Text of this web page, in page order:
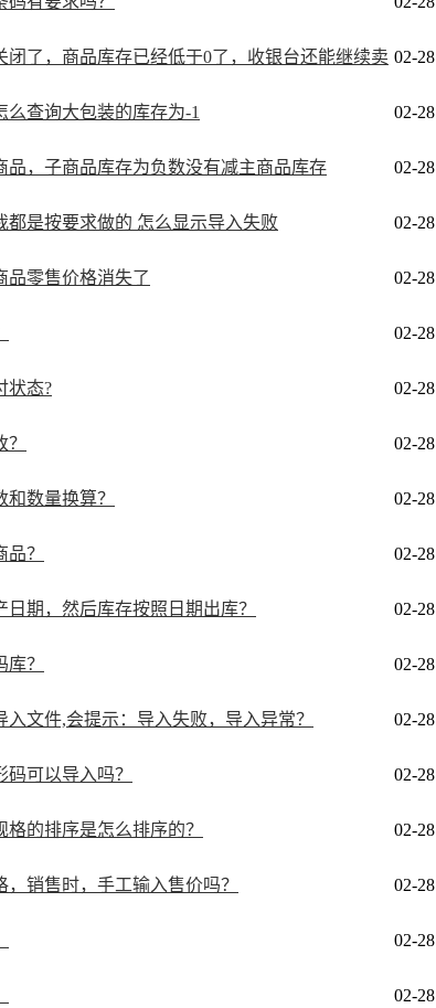
闭了，商品库存已经低于0了，收银台还能继续卖 02-28
么查询大包装的库存为-1 02-28
品，子商品库存为负数没有减主商品库存 02-28
都是按要求做的 怎么显示导入失败 02-28
品零售价格消失了 02-28
02-28
状态? 02-28
02-28
数量换算？ 02-28
？ 02-28
期，然后库存按照日期出库？ 02-28
？ 02-28
文件,会提示：导入失败，导入异常？ 02-28
可以导入吗？ 02-28
的排序是怎么排序的？ 02-28
销售时，手工输入售价吗？ 02-28
02-28
02-28